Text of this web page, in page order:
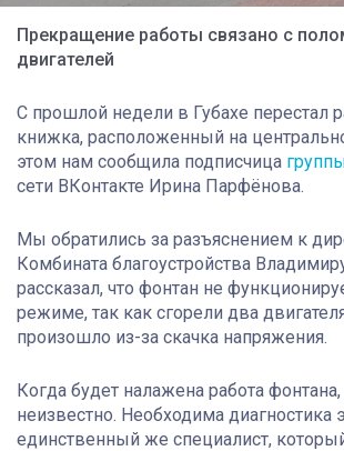
Прекращение работы связано с
двигателей
С прошлой недели в Губахе перестал
книжка, расположенный на
этом нам сообщила подписчица
сети ВКонтакте Ирина Парфёнова.
Мы обратились за разъяснением к
Комбината благоустройства
рассказал, что фонтан не
режиме, так как сгорели два
произошло из-за скачка напряжения.
Когда будет налажена работа
неизвестно. Необходима диагностика
единственный же специалист,